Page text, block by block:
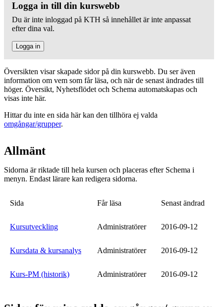
Logga in till din kurswebb
Du är inte inloggad på KTH så innehållet är inte anpassat
efter dina val.
Logga in
Översikten visar skapade sidor på din kurswebb. Du ser även
information om vem som får läsa, och när de senast ändrades till
höger. Översikt, Nyhetsflödet och Schema automatskapas och
visas inte här.
Hittar du inte en sida här kan den tillhöra ej valda
omgångar/grupper.
Allmänt
Sidorna är riktade till hela kursen och placeras efter Schema i
menyn. Endast lärare kan redigera sidorna.
Sida Får läsa Senast ändrad
Kursutveckling Administratörer 2016-09-12
Kursdata & kursanalys Administratörer 2016-09-12
Kurs-PM (historik) Administratörer 2016-09-12